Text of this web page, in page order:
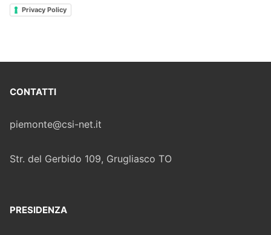
Privacy Policy
CONTATTI
piemonte@csi-net.it
Str. del Gerbido 109, Grugliasco TO
PRESIDENZA